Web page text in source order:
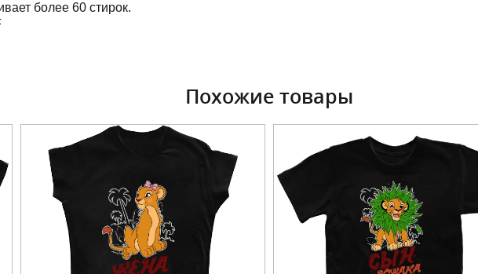
более 60 стирок.
Похожие товары